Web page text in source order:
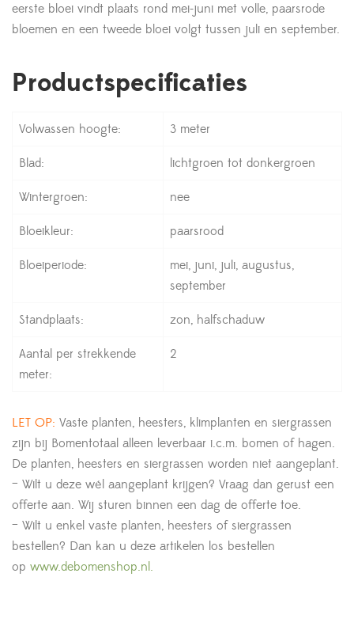
eerste bloei vindt plaats rond mei-juni met volle, paarsrode
bloemen en een tweede bloei volgt tussen juli en september.
Productspecificaties
Volwassen hoogte: 3 meter
Blad: lichtgroen tot donkergroen
Wintergroen: nee
Bloeikleur: paarsrood
Bloeiperiode:
mei, juni, juli, augustus,
september
Standplaats: zon, halfschaduw
Aantal per strekkende
meter:
2
LET OP: Vaste planten, heesters, klimplanten en siergrassen
zijn bij Bomentotaal alleen leverbaar i.c.m. bomen of hagen.
De planten, heesters en siergrassen worden niet aangeplant.
– Wilt u deze wél aangeplant krijgen? Vraag dan gerust een
offerte aan. Wij sturen binnen een dag de offerte toe.
– Wilt u enkel vaste planten, heesters of siergrassen
bestellen? Dan kan u deze artikelen los bestellen
op www.debomenshop.nl.